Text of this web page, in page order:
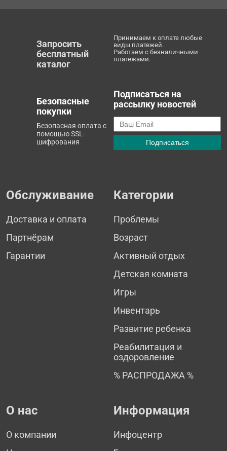
Запросить
бесплатный
каталог
Принимаем к оплате любые
виды платежей.
Работаем с безналичными
платежами.
Безопасные
покупки
Безопасная оплата с
помощью SSL-
шифрования
Подписаться на
рассылку новостей
Обслуживание
Доставка и оплата
Партнёрам
Гарантии
Категории
Проблемы
Возраст
Активный отдых
Детская комната
Игры
Инвентарь
Развитие ребенка
Реабилитация и
оздоровление
% РАСПРОДАЖА %
О нас
О компании
Информация
Инфоцентр